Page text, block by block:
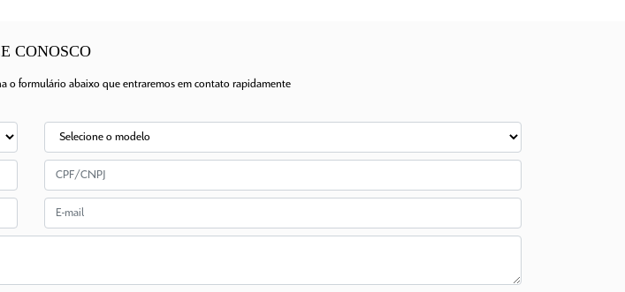
CONOSCO
o formulário abaixo que entraremos em contato rapidamente